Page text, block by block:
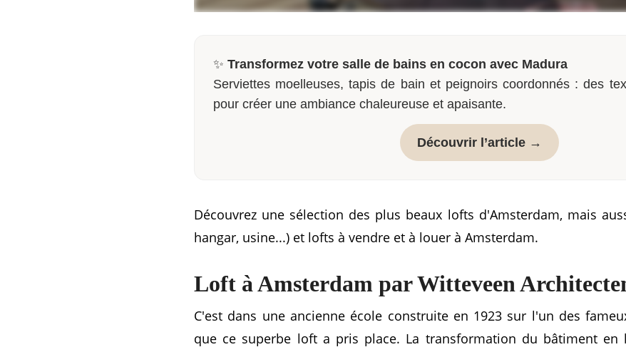
✨ Transformez votre salle de bains en cocon avec Madura
Serviettes moelleuses, tapis de bain et peignoirs coordonnés : des
pour créer une ambiance chaleureuse et apaisante.
Découvrir l’article →
Découvrez une sélection des plus beaux lofts d'Amsterdam, mais
hangar, usine...) et lofts à vendre et à louer à Amsterdam.
Loft à Amsterdam par Witteveen
C'est dans une ancienne école construite en 1923 sur l'un des
que ce superbe loft a pris place. La transformation du bâtiment